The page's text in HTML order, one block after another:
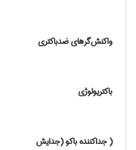
واکنش‌گرهای ضدباکتری
باکتریولوژی
( جداکننده باکو (جدایش